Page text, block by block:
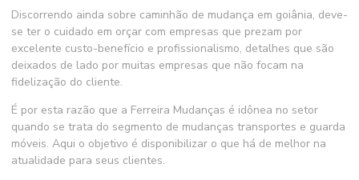
Discorrendo ainda sobre caminhão de mudança em goiânia, deve-
se ter o cuidado em orçar com empresas que prezam por
excelente custo-benefício e profissionalismo, detalhes que são
deixados de lado por muitas empresas que não focam na
fidelização do cliente.
É por esta razão que a Ferreira Mudanças é idônea no setor
quando se trata do segmento de mudanças transportes e guarda
móveis. Aqui o objetivo é disponibilizar o que há de melhor na
atualidade para seus clientes.